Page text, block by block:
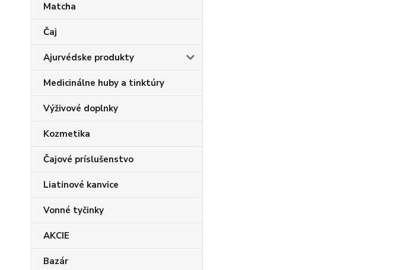
Matcha
Čaj
Ajurvédske produkty
Medicinálne huby a tinktúry
Výživové doplnky
Kozmetika
Čajové príslušenstvo
Liatinové kanvice
Vonné tyčinky
AKCIE
Bazár